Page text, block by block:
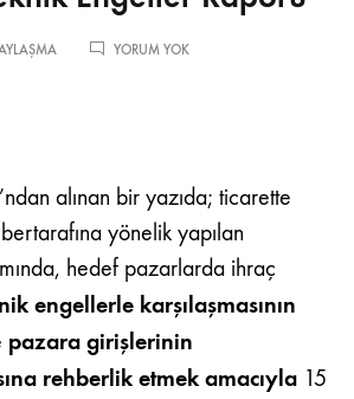
YORUM YOKTICARETTE
alınan bir yazıda; ticarette
yönelik yapılan
hedef pazarlarda ihraç
engellerle karşılaşmasının
pazara girişlerinin
rehberlik etmek amacıyla 15